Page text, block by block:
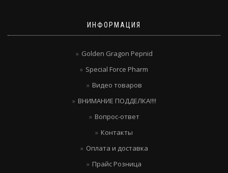
ИНФОРМАЦИЯ
Golden Gragon Pepnid
Special Force Pharm
Видео товаров
ВНИМАНИЕ ПОДДЕЛКА!!!!
Вопрос-ответ
Контакты
Оплата и доставка
Прайс Розница